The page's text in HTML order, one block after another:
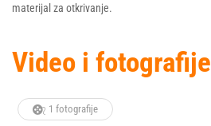
materijal za otkrivanje.
Video i fotografije
1 fotografije